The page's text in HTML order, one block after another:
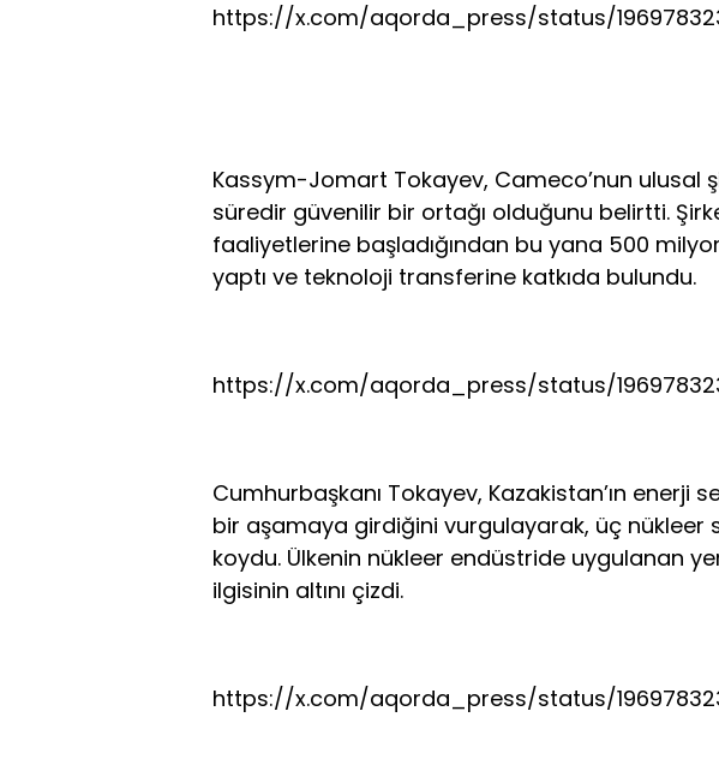
https://x.com/aqorda_press/status/
Kassym-Jomart Tokayev, Cameco’nun ulusal
süredir güvenilir bir ortağı olduğunu belirtti.
faaliyetlerine başladığından bu yana 500
yaptı ve teknoloji transferine katkıda bulundu.
https://x.com/aqorda_press/status/
Cumhurbaşkanı Tokayev, Kazakistan’ın enerji
bir aşamaya girdiğini vurgulayarak, üç nükleer
koydu. Ülkenin nükleer endüstride uygulanan
ilgisinin altını çizdi.
https://x.com/aqorda_press/status/